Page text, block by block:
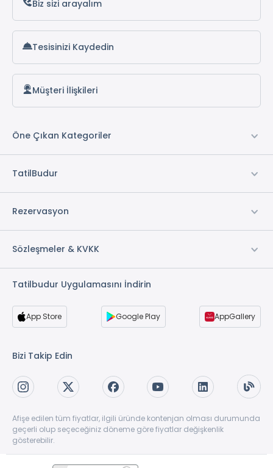
Biz sizi arayalım
Tesisinizi Kaydedin
Müşteri İlişkileri
Öne Çıkan Kategoriler
TatilBudur
Rezervasyon
Sözleşmeler & KVKK
Tatilbudur Uygulamasını İndirin
App Store Google Play AppGallery
Bizi Takip Edin
Afişe edilen tüm fiyatlar, ilgili üründe kontenjan olması durumunda
geçerli olup seçeceğiniz döneme göre fiyatlar değişkenlik
gösterebilir.